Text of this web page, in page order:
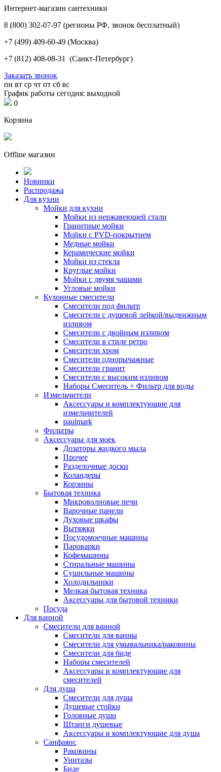
Интернет-магазин сантехники
8 (800) 302-07-97 (регионы РФ, звонок бесплатный)
+7 (499) 409-60-49 (Москва)
+7 (812) 408-08-31 (Санкт-Петербург)
Заказать звонок
пн вт ср чт пт сб вс
График работы сегодня: выходной
0
Корзина
Offline магазин
Новинки
Распродажа
Для кухни
Мойки для кухни
Мойки из нержавеющей стали
Гранитные мойки
Мойки с PVD-покрытием
Медные мойки
Керамические мойки
Мойки из стекла
Круглые мойки
Мойки с двумя чашами
Угловые мойки
Кухонные смесители
Смесители под фильтр
Смесители с душевой лейкой/выдвижным
изливом
Смесители с двойным изливом
Смесители в стиле ретро
Смесители хром
Смесители однорычажные
Смесители гранит
Смесители с высоким изливом
Наборы Смеситель + Фильтр для воды
Измельчители
Аксессуары и комплектующие для
измельчителей
paulmark
Фильтры
Аксессуары для моек
Дозаторы жидкого мыла
Прочее
Разделочные доски
Коландеры
Корзины
Бытовая техника
Микроволновые печи
Варочные панели
Духовые шкафы
Вытяжки
Посудомоечные машины
Пароварки
Кофемашины
Стиральные машины
Сушильные машины
Холодильники
Мелкая бытовая техника
Аксессуары для бытовой техники
Посуда
Для ванной
Смесители для ванной
Смесители для ванны
Смесители для умывальника/раковины
Смесители для биде
Наборы смесителей
Аксессуары и комплектующие для
смесителей
Для душа
Смесители для душа
Душевые стойки
Головные души
Штанги душевые
Аксессуары и комплектующие для душа
Санфаянс
Раковины
Унитазы
Биде